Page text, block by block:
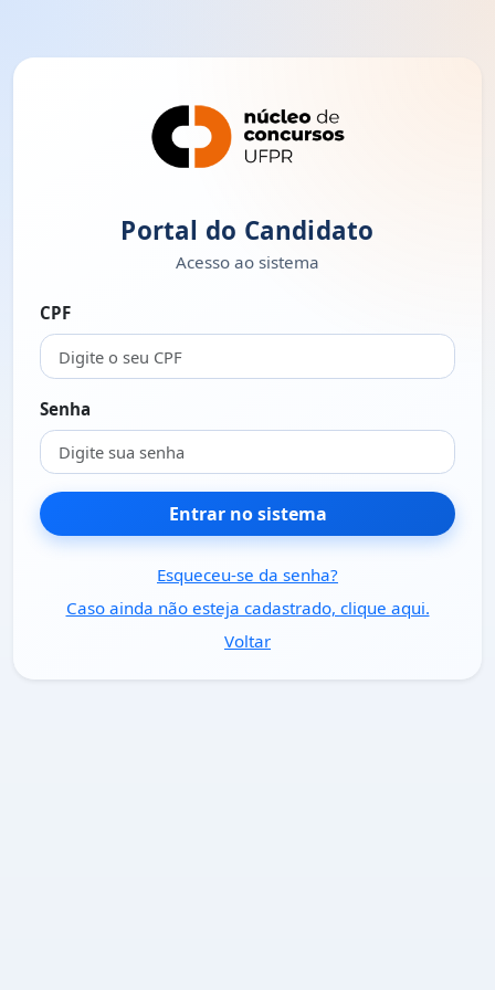
Portal do Candidato
Acesso ao sistema
CPF
Senha
Entrar no sistema
Esqueceu-se da senha?
Caso ainda não esteja cadastrado, clique aqui.
Voltar